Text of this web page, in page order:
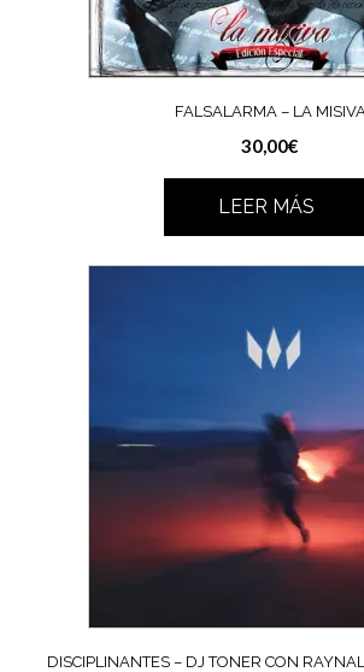
FALSALARMA – LA MISIVA
30,00€
LEER MÁS
DISCIPLINANTES – DJ TONER CON